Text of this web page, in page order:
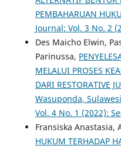
PEMBAHARUAN
Journal: Vol. 3 No. 2
Des Maicho Elwin,
Parinussa,
MELALUI PROSES
DARI RESTORATIVE
Wasuponda,
Vol. 4 No. 1 (2022):
Fransiska Anastasia,
HUKUM TERHADAP